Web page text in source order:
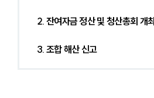
2. 잔여자금 정산 및 청산총회 개최
3. 조합 해산 신고